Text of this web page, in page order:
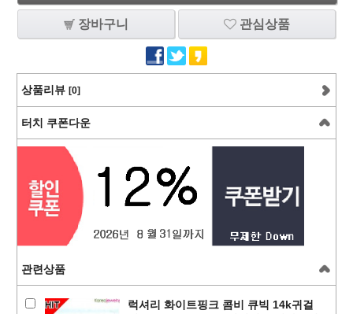
장바구니 관심상품
상품리뷰 [0]
터치 쿠폰다운
관련상품
럭셔리 화이트핑크 콤비 큐빅 14k귀걸